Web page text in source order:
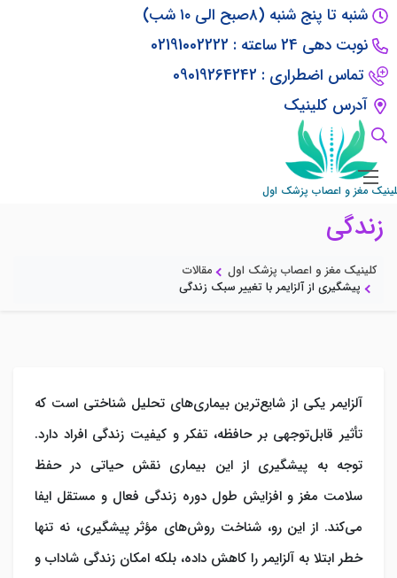
شنبه تا پنج شنبه (۸صبح الی ۱۰ شب)
نوبت دهی 24 ساعته : 02191002222
تماس اضطراری : 09019264242
آدرس کلینیک
مغز و اعصاب پزشک اول
پیشگیری از آلزایمر با تغییر سبک
زندگی
کلینیک مغز و اعصاب پزشک اول
مقالات
پیشگیری از آلزایمر با تغییر سبک زندگی
آلزایمر یکی از شایع‌ترین بیماری‌های تحلیل شناختی است که
تأثیر قابل‌توجهی بر حافظه، تفکر و کیفیت زندگی افراد دارد.
توجه به پیشگیری از این بیماری نقش حیاتی در حفظ
سلامت مغز و افزایش طول دوره زندگی فعال و مستقل ایفا
می‌کند. از این رو، شناخت روش‌های مؤثر پیشگیری، نه تنها
خطر ابتلا به آلزایمر را کاهش داده، بلکه امکان زندگی شاداب و